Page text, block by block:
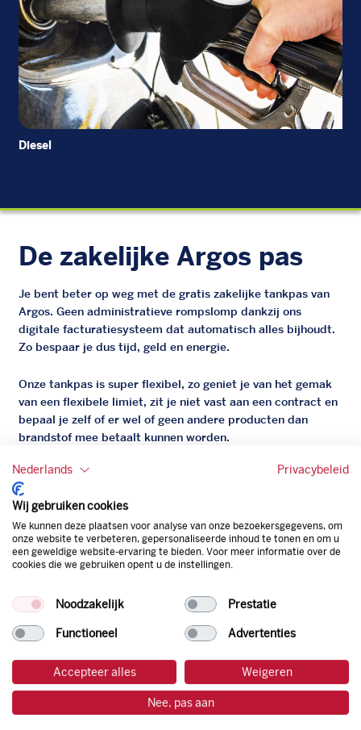
Diesel
De zakelijke Argos pas
Je bent beter op weg met de gratis zakelijke tankpas van
Argos. Geen administratieve rompslomp dankzij ons
digitale facturatiesysteem dat automatisch alles bijhoudt.
Zo bespaar je dus tijd, geld en energie.
Onze tankpas is super flexibel, zo geniet je van het gemak
van een flexibele limiet, zit je niet vast aan een contract en
bepaal je zelf of er wel of geen andere producten dan
brandstof mee betaalt kunnen worden.
korting. Mocht de pompprijs toch lager zijn dan betaal je
natuurlijk de prijs aan de pomp. Zo ben je altijd verzekerd
van de laagste prijs.
tankpas aanvragen
laadpas aanvragen
Nederlands Privacybeleid
Wij gebruiken cookies
We kunnen deze plaatsen voor analyse van onze bezoekersgegevens, om
onze website te verbeteren, gepersonaliseerde inhoud te tonen en om u
een geweldige website-ervaring te bieden. Voor meer informatie over de
cookies die we gebruiken opent u de instellingen.
Noodzakelijk Prestatie
Functioneel Advertenties
Accepteer alles Weigeren
Nee, pas aan